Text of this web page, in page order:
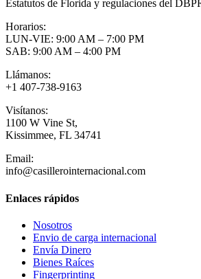
Estatutos de Florida y regulaciones del
Horarios:
LUN-VIE: 9:00 AM – 7:00 PM
SAB: 9:00 AM – 4:00 PM
Llámanos:
+1 407-738-9163
Visítanos:
1100 W Vine St,
Kissimmee, FL 34741
Email:
info@casillerointernacional.com
Enlaces rápidos
Nosotros
Envio de carga internacional
Envía Dinero
Bienes Raíces
Fingerprinting